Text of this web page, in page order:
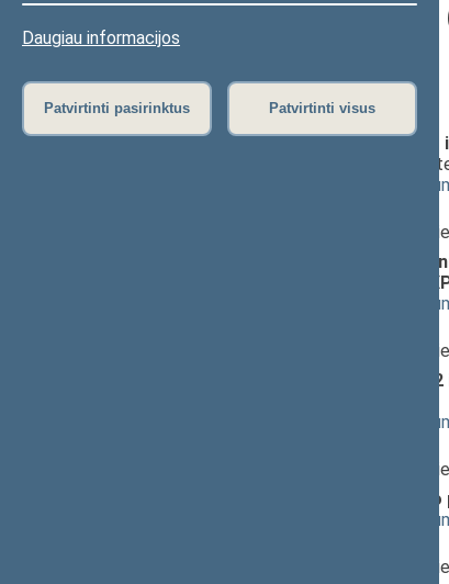
Daugiau informacijos
Patvirtinti pasirinktus Patvirtinti visus
Darbotvarkės
2009 metų valstybės biudžeto
;
susiję
, Ministras,
Savivaldybių biudžetų
ĮSTATYMO PROJEKTAS (Nr.
susiję
, Ministras,
Biudžeto sandaros įstatymo
susiję
, Ministras,
Akcizų įstatymo 28 straipsnio
susiję
, Ministras,